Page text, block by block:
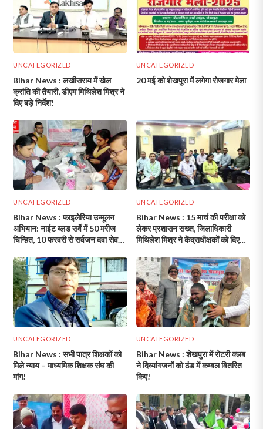
UNCATEGORIZED
Bihar News : लखीसराय में खेल
क्रांति की तैयारी, डीएम मिथिलेश मिश्र ने
दिए बड़े निर्देश!
UNCATEGORIZED
20 मई को शेखपुरा में लगेगा रोजगार मेला
UNCATEGORIZED
Bihar News : फाइलेरिया उन्मूलन
अभियान: नाईट ब्लड सर्वे में 50 मरीज
चिन्हित, 10 फरवरी से सर्वजन दवा सेवन
UNCATEGORIZED
Bihar News : 15 मार्च की परीक्षा को
लेकर प्रशासन सख्त, जिलाधिकारी
मिथिलेश मिश्र ने केंद्राधीक्षकों को दिए
UNCATEGORIZED
Bihar News : सभी पात्र शिक्षकों को
मिले न्याय – माध्यमिक शिक्षक संघ की
मांग!
UNCATEGORIZED
Bihar News : शेखपुरा में रोटरी क्लब
ने दिव्यांगजनों को ठंड में कम्बल वितरित
किए!